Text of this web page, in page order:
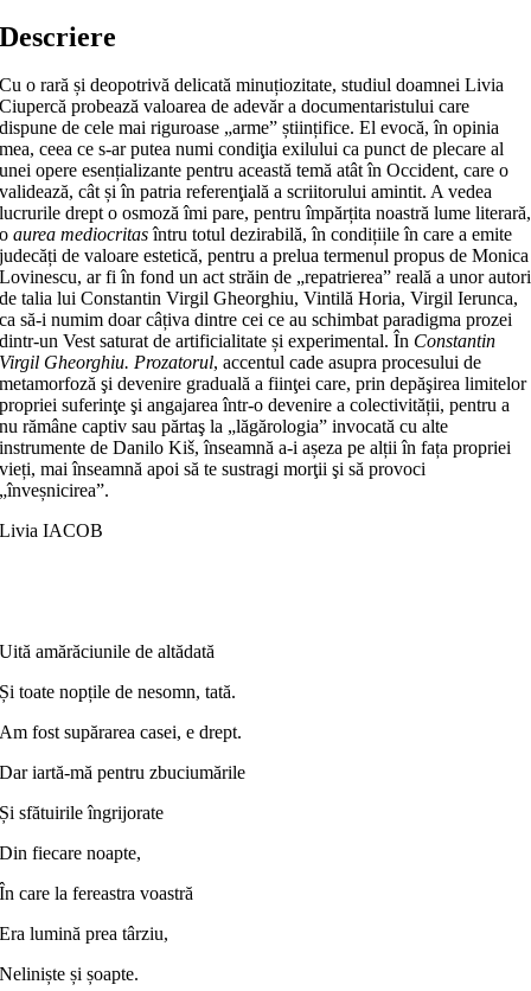
Descriere
Cu o rară și deopotrivă delicată minuțiozitate, studiul doamnei Livia
Ciupercă probează valoarea de adevăr a documentaristului care
dispune de cele mai riguroase „arme” științifice. El evocă, în opinia
mea, ceea ce s-ar putea numi condiţia exilului ca punct de plecare al
unei opere esențializante pentru această temă atât în Occident, care o
validează, cât și în patria referenţială a scriitorului amintit. A vedea
lucrurile drept o osmoză îmi pare, pentru împărțita noastră lume literară,
oaurea mediocritasîntru totul dezirabilă, în condițiile în care a emite
judecăți de valoare estetică, pentru a prelua termenul propus de Monica
Lovinescu, ar fi în fond un act străin de „repatrierea” reală a unor autori
de talia lui Constantin Virgil Gheorghiu, Vintilă Horia, Virgil Ierunca,
ca să-i numim doar câțiva dintre cei ce au schimbat paradigma prozei
dintr-un Vest saturat de artificialitate și experimental. În Constantin
Virgil Gheorghiu. Prozatorul, accentul cade asupra procesului de
metamorfoză şi devenire graduală a fiinţei care, prin depăşirea limitelor
propriei suferinţe şi angajarea într-o devenire a colectivității, pentru a
nu rămâne captiv sau părtaş la „lăgărologia” invocată cu alte
instrumente de Danilo Kiš, înseamnă a-i așeza pe alții în fața propriei
vieți, mai înseamnă apoi să te sustragi morţii şi să provoci
„înveșnicirea”.
Livia IACOB
Uită amărăciunile de altădată
Și toate nopțile de nesomn, tată.
Am fost supărarea casei, e drept.
Dar iartă-mă pentru zbuciumările
Și sfătuirile îngrijorate
Din fiecare noapte,
În care la fereastra voastră
Era lumină prea târziu,
Neliniște și șoapte.